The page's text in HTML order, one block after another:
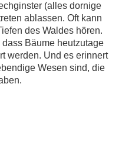
(alles dornige
ablassen. Oft kann
des Waldes hören.
Bäume heutzutage
werden. Und es erinnert
Wesen sind, die